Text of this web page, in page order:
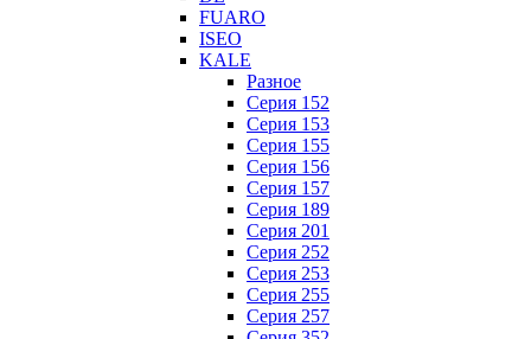
FUARO
ISEO
KALE
Разное
Серия 152
Серия 153
Серия 155
Серия 156
Серия 157
Серия 189
Серия 201
Серия 252
Серия 253
Серия 255
Серия 257